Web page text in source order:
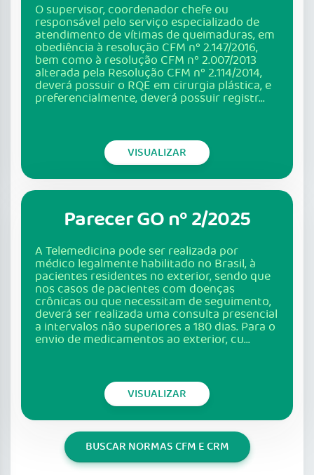
O supervisor, coordenador chefe ou
responsável pelo serviço especializado de
atendimento de vítimas de queimaduras, em
obediência à resolução CFM nº 2.147/2016,
bem como à resolução CFM nº 2.007/2013
alterada pela Resolução CFM nº 2.114/2014,
deverá possuir o RQE em cirurgia plástica, e
preferencialmente, deverá possuir registr...
VISUALIZAR
Parecer GO nº 2/2025
A Telemedicina pode ser realizada por
médico legalmente habilitado no Brasil, à
pacientes residentes no exterior, sendo que
nos casos de pacientes com doenças
crônicas ou que necessitam de seguimento,
deverá ser realizada uma consulta presencial
a intervalos não superiores a 180 dias. Para o
envio de medicamentos ao exterior, cu...
VISUALIZAR
BUSCAR NORMAS CFM E CRM